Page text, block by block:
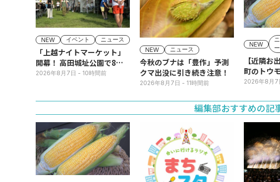
NEW イベント ニュース
「上越ナイトマーケット」
開幕！ 高田城址公園で8日
(土)まで
2026年8月7日 - 10時間前
NEW ニュース
今秋のブナは「豊作」予測
クマ出没に引き続き注意！
2026年8月7日 - 11時間前
NEW
【近隣お
町のトウ
期！国道
2026年8月7
編集部おすすめの記